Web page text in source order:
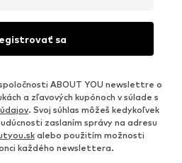
sa
ABOUT YOU newslettre o
a zľavových kupónoch v súlade s
. Svoj súhlas môžeš kedykoľvek
zaslaním správy na adresu
alebo použitím možnosti
každého newslettera.